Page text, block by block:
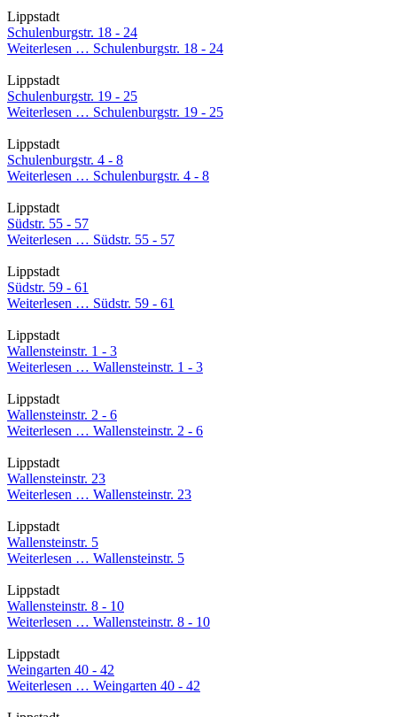
Lippstadt
Schulenburgstr. 18 - 24
Weiterlesen … Schulenburgstr. 18 - 24
Lippstadt
Schulenburgstr. 19 - 25
Weiterlesen … Schulenburgstr. 19 - 25
Lippstadt
Schulenburgstr. 4 - 8
Weiterlesen … Schulenburgstr. 4 - 8
Lippstadt
Südstr. 55 - 57
Weiterlesen … Südstr. 55 - 57
Lippstadt
Südstr. 59 - 61
Weiterlesen … Südstr. 59 - 61
Lippstadt
Wallensteinstr. 1 - 3
Weiterlesen … Wallensteinstr. 1 - 3
Lippstadt
Wallensteinstr. 2 - 6
Weiterlesen … Wallensteinstr. 2 - 6
Lippstadt
Wallensteinstr. 23
Weiterlesen … Wallensteinstr. 23
Lippstadt
Wallensteinstr. 5
Weiterlesen … Wallensteinstr. 5
Lippstadt
Wallensteinstr. 8 - 10
Weiterlesen … Wallensteinstr. 8 - 10
Lippstadt
Weingarten 40 - 42
Weiterlesen … Weingarten 40 - 42